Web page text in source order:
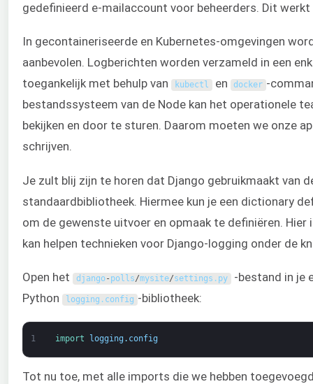
gedefinieerd e-mailaccount voor beheerders. Dit
In gecontaineriseerde en Kubernetes-omgevingen
aanbevolen. Logberichten worden verzameld in een
toegankelijk met behulp van
kubectl en docker -
bestandssysteem van de Node kan het operationele
bekijken en door te sturen. Daarom moeten we onze
schrijven.
Je zult blij zijn te horen dat Django gebruikmaakt van
standaardbibliotheek. Hiermee kun je een dictionary
om de gewenste uitvoer en opmaak te definiëren.
kan helpen technieken voor Django-logging onder de
Open het django- polls/mysite/settings . py -bestand in je
Python
logging . config -bibliotheek:
1 import logging . config
Tot nu toe, met alle imports die we hebben